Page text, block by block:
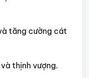
tăng cường cát
thịnh vượng.